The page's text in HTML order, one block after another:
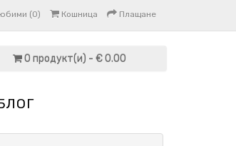
(0) Кошница Плащане
0 продукт(и) - € 0.00